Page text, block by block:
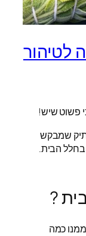
לטיהור
פשוט שיש!
שמבקש
בחלל הבית.
?
כמה